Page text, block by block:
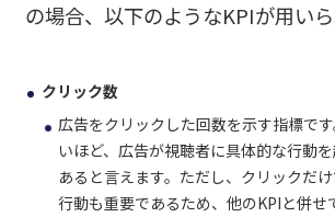
の場合、以下のようなKPIが用いら
クリック数
広告をクリックした回数を示す指標で
いほど、広告が視聴者に具体的な行動
あると言えます。ただし、クリックだ
行動も重要であるため、他のKPIと併せ